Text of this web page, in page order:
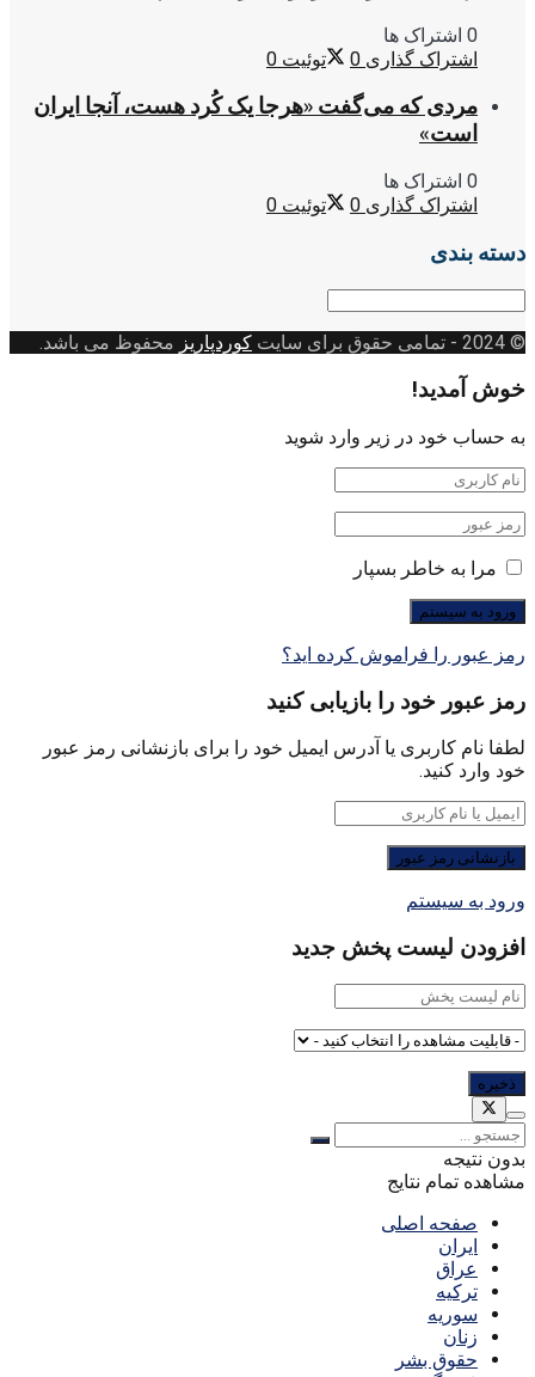
0 اشتراک ها
اشتراک گذاری 0 توئیت 0
مردی که می‌گفت «هرجا یک کُرد هست، آنجا ایران
است»
0 اشتراک ها
اشتراک گذاری 0 توئیت 0
دسته بندی
© 2024
- تمامی حقوق برای سایت کوردپاریز محفوظ می باشد.
خوش آمدید!
به حساب خود در زیر وارد شوید
مرا به خاطر بسپار
رمز عبور را فراموش کرده اید؟
رمز عبور خود را بازیابی کنید
لطفا نام کاربری یا آدرس ایمیل خود را برای بازنشانی رمز عبور
خود وارد کنید.
ورود به سیستم
افزودن لیست پخش جدید
بدون نتیجه
مشاهده تمام نتایج
صفحه اصلی
ایران
عراق
ترکیه
سوریه
زنان
حقوق بشر